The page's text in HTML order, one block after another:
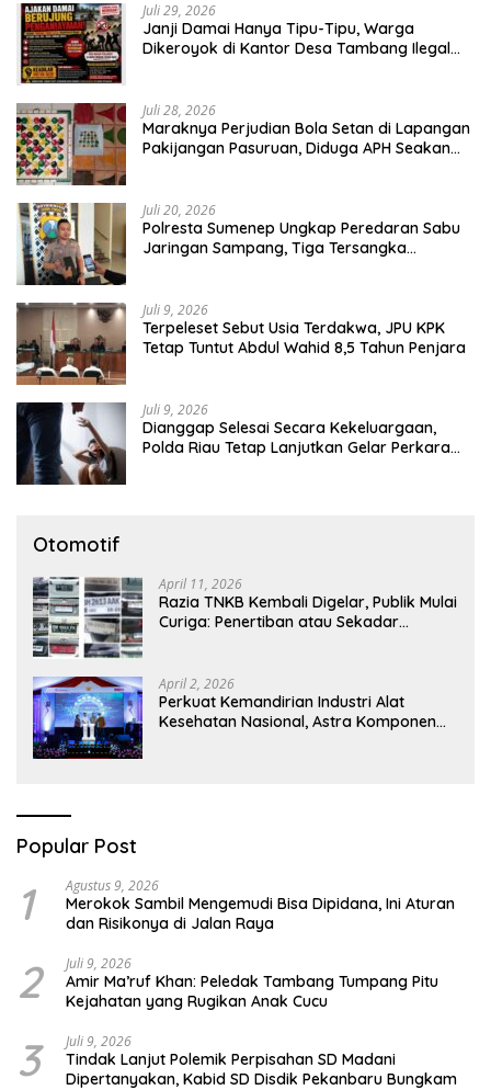
Juli 29, 2026
Janji Damai Hanya Tipu-Tipu, Warga
Dikeroyok di Kantor Desa Tambang Ilegal
Juli 28, 2026
Maraknya Perjudian Bola Setan di Lapangan
Pakijangan Pasuruan, Diduga APH Seakan
Juli 20, 2026
Polresta Sumenep Ungkap Peredaran Sabu
Jaringan Sampang, Tiga Tersangka
Juli 9, 2026
Terpeleset Sebut Usia Terdakwa, JPU KPK
Tetap Tuntut Abdul Wahid 8,5 Tahun Penjara
Juli 9, 2026
Dianggap Selesai Secara Kekeluargaan,
Polda Riau Tetap Lanjutkan Gelar Perkara
Otomotif
April 11, 2026
Razia TNKB Kembali Digelar, Publik Mulai
Curiga: Penertiban atau Sekadar
April 2, 2026
Perkuat Kemandirian Industri Alat
Kesehatan Nasional, Astra Komponen
Popular Post
1 Agustus 9, 2026
Merokok Sambil Mengemudi Bisa Dipidana, Ini Aturan
dan Risikonya di Jalan Raya
2 Juli 9, 2026
Amir Ma’ruf Khan: Peledak Tambang Tumpang Pitu
Kejahatan yang Rugikan Anak Cucu
3 Juli 9, 2026
Tindak Lanjut Polemik Perpisahan SD Madani
Dipertanyakan, Kabid SD Disdik Pekanbaru Bungkam